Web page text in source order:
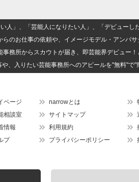
」、「芸能人になりたい人」、「デビューし
のお仕事の依頼や、イメージモデル・アンバ
務所からスカウトが届き、即芸能界デビュー！
、入りたい芸能事務所へのアピールを"無料"で"
ページ
相談室
情報
プ
narrowとは
サイトマップ
利用規約
プライバシーポリシー